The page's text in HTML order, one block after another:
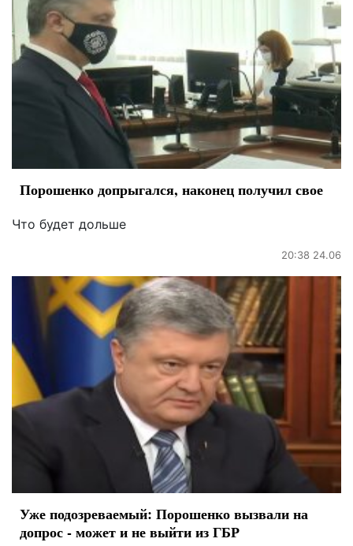
Порошенко допрыгался, наконец получил свое
Что будет дольше
20:38 24.06
Уже подозреваемый: Порошенко вызвали на
допрос - может и не выйти из ГБР